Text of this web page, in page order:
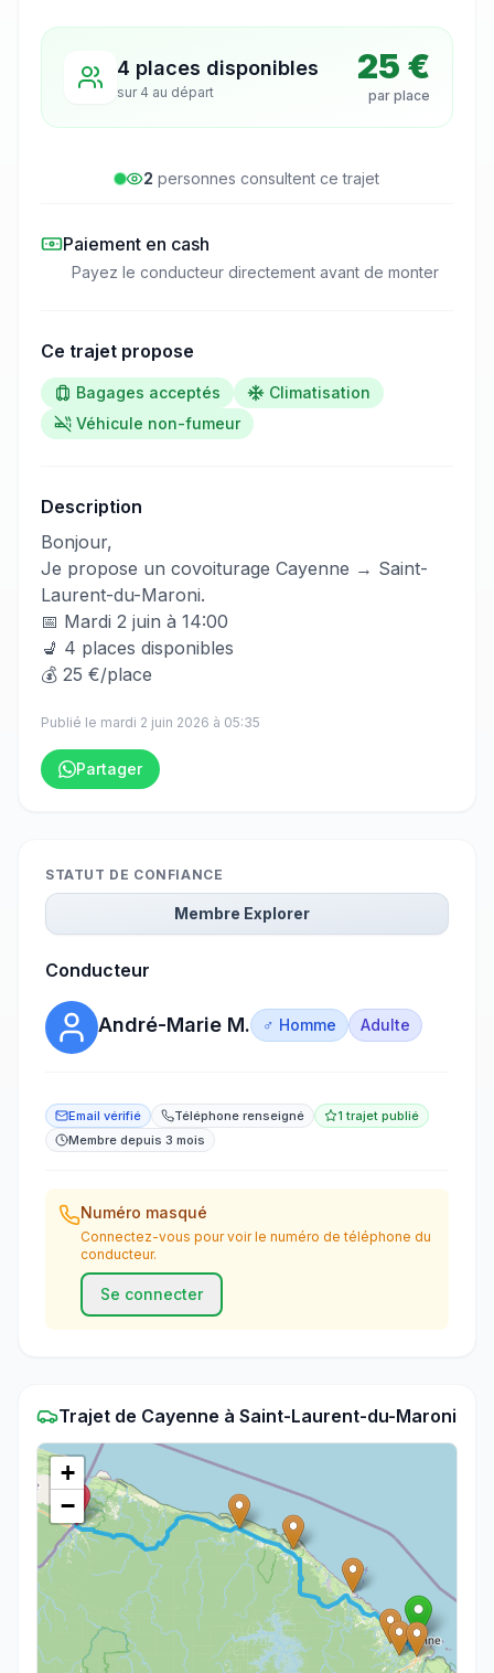
4 places disponibles
sur 4 au départ
25 €
par place
2 personnes consultent ce trajet
Paiement en cash
Payez le conducteur directement avant de monter
Ce trajet propose
Bagages acceptés
Climatisation
Véhicule non-fumeur
Description
​‌​‍​‌‌​​​‌‌​‌‌​‌‌​‌​‌‌‌​​​​​‌‌‌​‌‌‌​‌‌​​‌​​​‌‌‌​‌​‌​‌‌​‌‌​‌​‌‌​​‌​‌​‌‌​‌‌‌​​​‌‌​​​​​​‌‌​​​​​​‌‌​​​​​​‌‌​​​‌​‌‌​‌‌​​​​‌‌​​​‌​​‌‌​​​​​​‌‌​‌​​​​‌‌​‌​‌​‌‌‌​​​​​​‌‌​‌​‌​‌‌‌​​‌‌​​‌‌​‌​​​‌‌​​‌‌​​‌‌‌​‌‌‌​‌‌​​​‌‌‍Bonjour,
Je propose un covoiturage Cayenne → Saint-
Laurent-du-Maroni.
📅 Mardi 2 juin à 14:00
💺 4 places disponibles
💰 25 €/place
Publié le mardi 2 juin 2026 à 05:35
Partager
STATUT DE CONFIANCE
Membre Explorer
Conducteur
André-Marie M. ♂ Homme Adulte
Email vérifié Téléphone renseigné
1 trajet publié
Membre depuis 3 mois
Numéro masqué
Connectez-vous pour voir le numéro de téléphone du
conducteur.
Se connecter
Trajet de Cayenne à Saint-Laurent-du-Maroni
+
−